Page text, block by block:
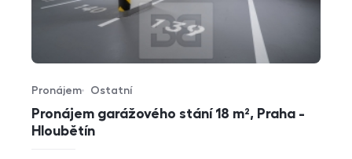
Pronájem garážového stání 18 m², Praha -
Hloubětín
Typ nabídky
Pronájem
Typ nemovitosti
Ostatní